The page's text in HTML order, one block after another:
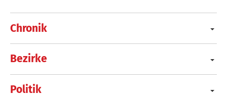
Chronik
Bezirke
Politik